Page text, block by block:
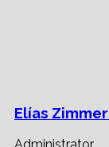
Elías